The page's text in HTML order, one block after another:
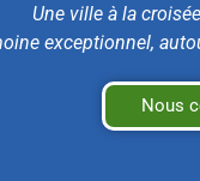
Une ville à la
exceptionnel,
Nous